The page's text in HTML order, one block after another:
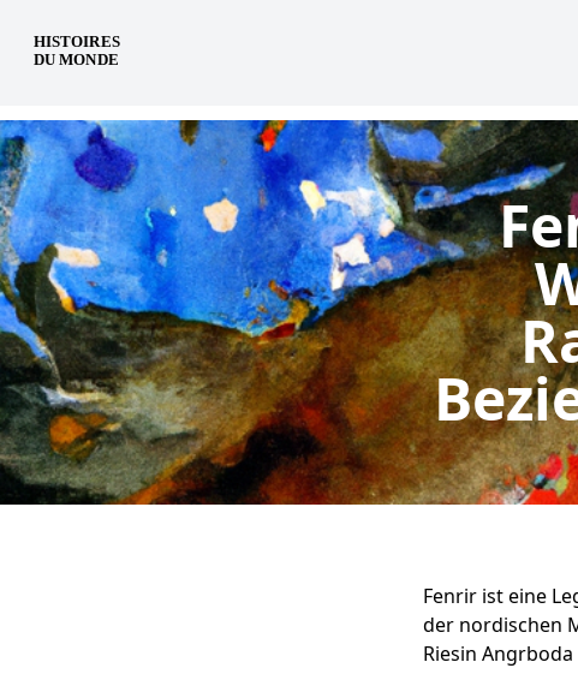
de
Fenrir ist eine
der nordischen
Riesin